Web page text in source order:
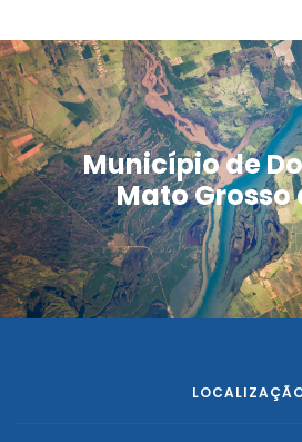
Município de
Mato Grosso